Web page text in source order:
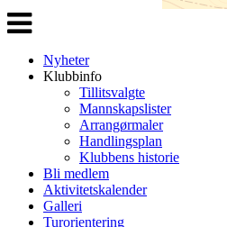
Veksle
navigasjon
Nyheter
Klubbinfo
Tillitsvalgte
Mannskapslister
Arrangørmaler
Handlingsplan
Klubbens historie
Bli medlem
Aktivitetskalender
Galleri
Turorientering